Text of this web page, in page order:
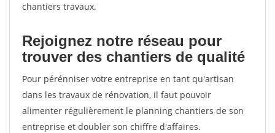
chantiers travaux.
Rejoignez notre réseau pour
trouver des chantiers de qualité
Pour pérénniser votre entreprise en tant qu'artisan
dans les travaux de rénovation, il faut pouvoir
alimenter régulièrement le planning chantiers de son
entreprise et doubler son chiffre d'affaires.